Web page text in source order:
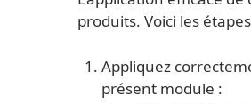
produits. Voici les
Appliquez
présent module :